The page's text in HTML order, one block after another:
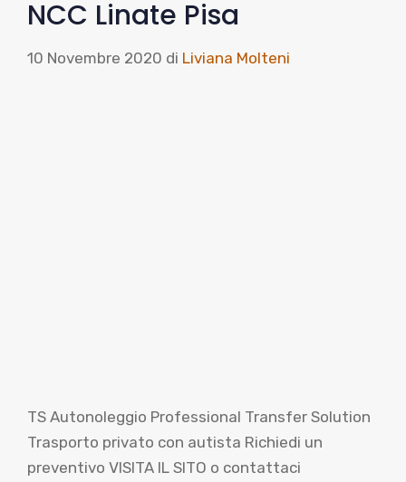
NCC Linate Pisa
10 Novembre 2020 di Liviana Molteni
TS Autonoleggio Professional Transfer Solution
Trasporto privato con autista Richiedi un
preventivo VISITA IL SITO o contattaci